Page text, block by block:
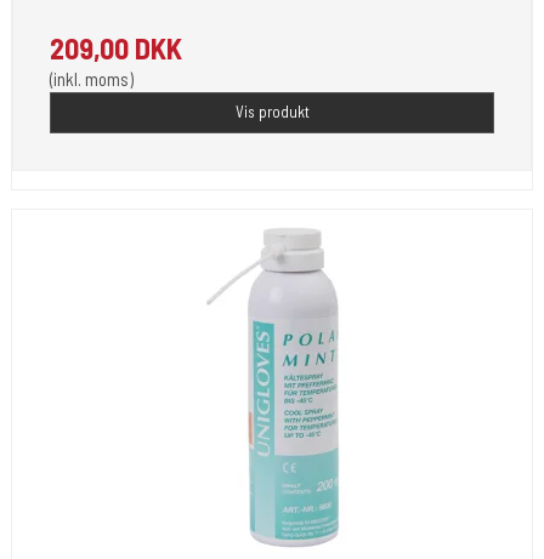
209,00 DKK
(inkl. moms)
Vis produkt